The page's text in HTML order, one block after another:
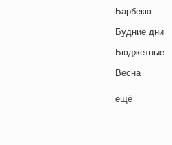
Барбекю
Будние дни
Бюджетные
Весна
Выходные дни
ещё